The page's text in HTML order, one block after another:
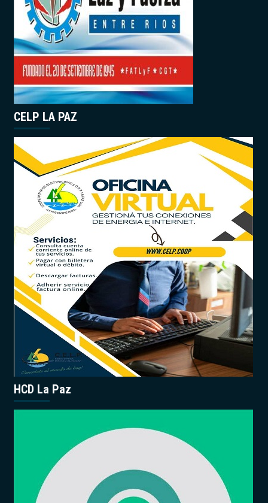
CELP LA PAZ
HCD La Paz